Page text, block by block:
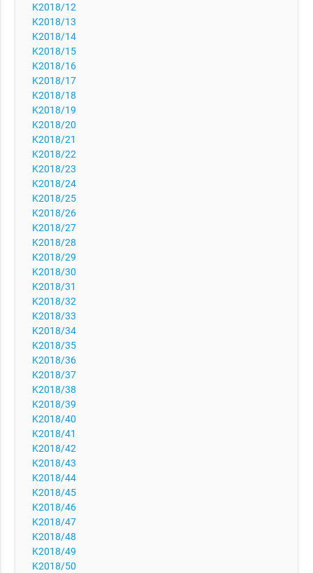
K2018/12
K2018/13
K2018/14
K2018/15
K2018/16
K2018/17
K2018/18
K2018/19
K2018/20
K2018/21
K2018/22
K2018/23
K2018/24
K2018/25
K2018/26
K2018/27
K2018/28
K2018/29
K2018/30
K2018/31
K2018/32
K2018/33
K2018/34
K2018/35
K2018/36
K2018/37
K2018/38
K2018/39
K2018/40
K2018/41
K2018/42
K2018/43
K2018/44
K2018/45
K2018/46
K2018/47
K2018/48
K2018/49
K2018/50